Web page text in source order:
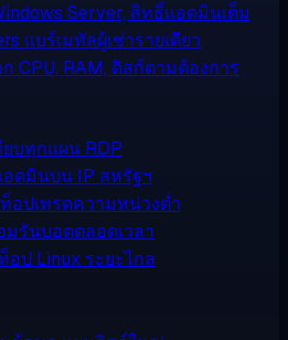
Server, สิทธิ์แอดมินเต็ม
แบร์เมทัลผู้เช่ารายเดียว
ก CPU, RAM, ดิสก์ตามต้องการ
ยบทุกแผน RDP
อดมินบน IP สหรัฐฯ
อปเทรดความหน่วงต่ำ
มรันบอตตลอดเวลา
อป Linux ระยะไกล